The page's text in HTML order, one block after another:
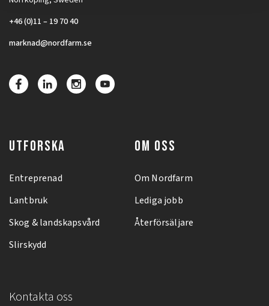
+46 (0)11 – 19 70 40
marknad@nordfarm.se
UTFORSKA
Entreprenad
Lantbruk
Skog & landskapsvård
Slirskydd
OM OSS
Om Nordfarm
Lediga jobb
Återförsäljare
Kontakta oss